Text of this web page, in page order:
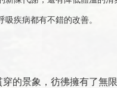
疾病都有不錯的改善。
的景象，彷彿擁有了無